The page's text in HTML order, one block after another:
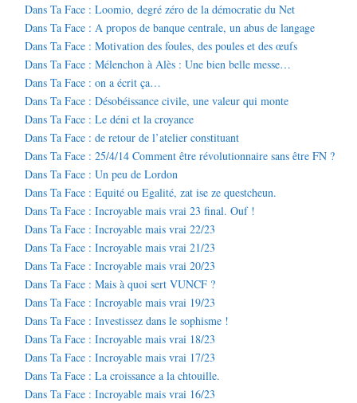
Dans Ta Face : Loomio, degré zéro de la démocratie du Net
Dans Ta Face : A propos de banque centrale, un abus de langage
Dans Ta Face : Motivation des foules, des poules et des œufs
Dans Ta Face : Mélenchon à Alès : Une bien belle messe…
Dans Ta Face : on a écrit ça…
Dans Ta Face : Désobéissance civile, une valeur qui monte
Dans Ta Face : Le déni et la croyance
Dans Ta Face : de retour de l’atelier constituant
Dans Ta Face : 25/4/14 Comment être révolutionnaire sans être FN ?
Dans Ta Face : Un peu de Lordon
Dans Ta Face : Equité ou Egalité, zat ise ze questcheun.
Dans Ta Face : Incroyable mais vrai 23 final. Ouf !
Dans Ta Face : Incroyable mais vrai 22/23
Dans Ta Face : Incroyable mais vrai 21/23
Dans Ta Face : Incroyable mais vrai 20/23
Dans Ta Face : Mais à quoi sert VUNCF ?
Dans Ta Face : Incroyable mais vrai 19/23
Dans Ta Face : Investissez dans le sophisme !
Dans Ta Face : Incroyable mais vrai 18/23
Dans Ta Face : Incroyable mais vrai 17/23
Dans Ta Face : La croissance a la chtouille.
Dans Ta Face : Incroyable mais vrai 16/23